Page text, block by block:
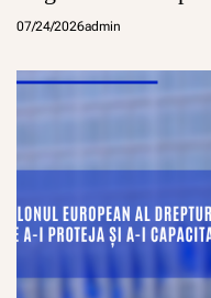
07/24/2026admin